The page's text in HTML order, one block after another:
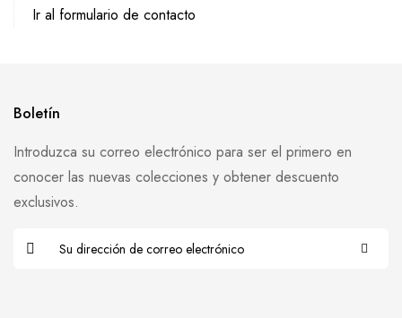
Ir al formulario de contacto
Boletín
Introduzca su correo electrónico para ser el primero en
conocer las nuevas colecciones y obtener descuento
exclusivos.